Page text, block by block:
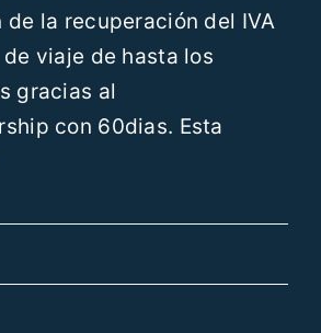
la recuperación del IVA
viaje de hasta los
gracias al
con 60dias. Esta
entre Yokoy y